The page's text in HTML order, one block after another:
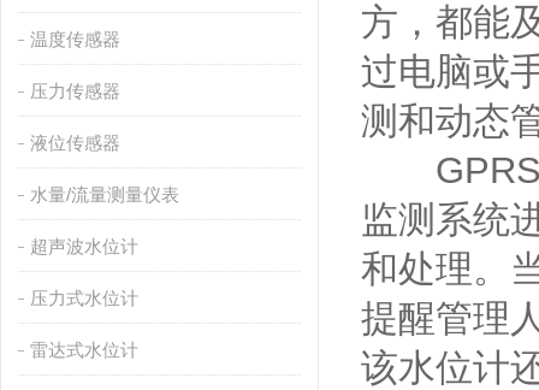
温度传感器
压力传感器
液位传感器
水量/流量测量仪表
超声波水位计
压力式水位计
雷达式水位计
方，都能
过电脑或
测和动态
GPRS
监测系统
和处理。
提醒管理
该水位计